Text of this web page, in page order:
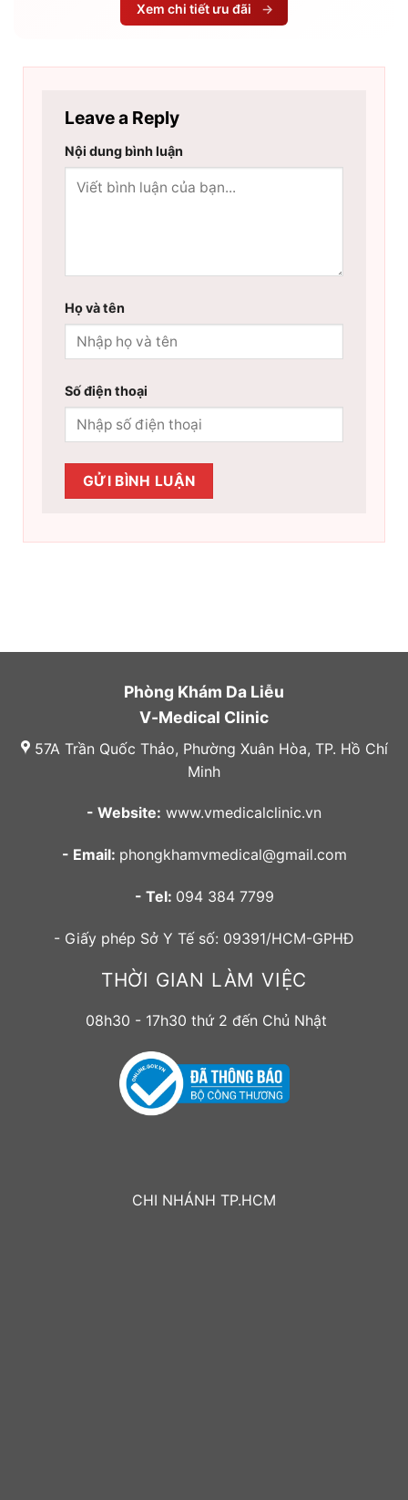
Xem chi tiết ưu đãi →
Leave a Reply
Nội dung bình luận
Họ và tên
Số điện thoại
Phòng Khám Da Liễu
V-Medical Clinic
57A Trần Quốc Thảo, Phường Xuân Hòa, TP. Hồ Chí
Minh
- Website: www.vmedicalclinic.vn
- Email: phongkhamvmedical@gmail.com
- Tel: 094 384 7799
- Giấy phép Sở Y Tế số: 09391/HCM-GPHĐ
THỜI GIAN LÀM VIỆC
08h30 - 17h30 thứ 2 đến Chủ Nhật
CHI NHÁNH TP.HCM